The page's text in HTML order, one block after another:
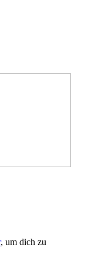
, um dich zu